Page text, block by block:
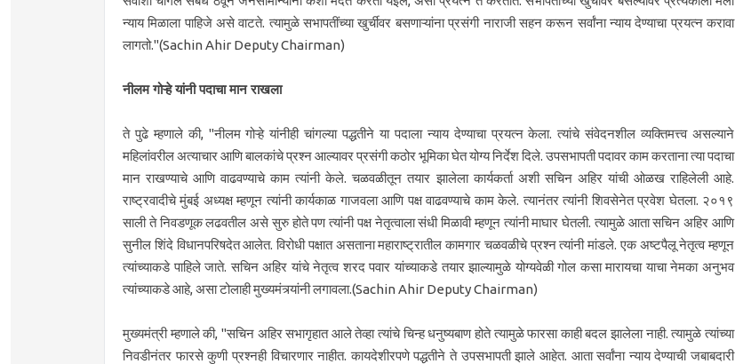
न्याय मिळाला पाहिजे असे वाटते. त्यामुळे सभापतींच्या खुर्चीवर बसणाऱ्यांना प्रसंगी नाराजी सहन करून सर्वांना न्याय देण्याचा प्रयत्न करावा
लागतो."(Sachin Ahir Deputy Chairman)
नीलम गोऱ्हे यांनी पदाचा मान राखला
ते पुढे म्हणाले की, "नीलम गोऱ्हे यांनीही चांगल्या पद्धतीने या पदाला न्याय देण्याचा प्रयत्न केला. त्यांचे संवेदनशील व्यक्तिमत्त्व असल्याने
महिलांवरील अत्याचार आणि बालकांचे प्रश्न आल्यावर प्रसंगी कठोर भूमिका घेत योग्य निर्देश दिले. उपसभापती पदावर काम करताना त्या पदाचा
मान राखण्याचे आणि वाढवण्याचे काम त्यांनी केले. चळवळीतून तयार झालेला कार्यकर्ता अशी सचिन अहिर यांची ओळख राहिलेली आहे.
राष्ट्रवादीचे मुंबई अध्यक्ष म्हणून त्यांनी कार्यकाळ गाजवला आणि पक्ष वाढवण्याचे काम केले. त्यानंतर त्यांनी शिवसेनेत प्रवेश घेतला. २०१९
साली ते निवडणूक लढवतील असे सुरु होते पण त्यांनी पक्ष नेतृत्वाला संधी मिळावी म्हणून त्यांनी माघार घेतली. त्यामुळे आता सचिन अहिर आणि
सुनील शिंदे विधानपरिषदेत आलेत. विरोधी पक्षात असताना महाराष्ट्रातील कामगार चळवळीचे प्रश्न त्यांनी मांडले. एक अष्टपैलू नेतृत्व म्हणून
त्यांच्याकडे पाहिले जाते. सचिन अहिर यांचे नेतृत्व शरद पवार यांच्याकडे तयार झाल्यामुळे योग्यवेळी गोल कसा मारायचा याचा नेमका अनुभव
त्यांच्याकडे आहे, असा टोलाही मुख्यमंत्र्यांनी लगावला.(Sachin Ahir Deputy Chairman)
मुख्यमंत्री म्हणाले की, "सचिन अहिर सभागृहात आले तेव्हा त्यांचे चिन्ह धनुष्यबाण होते त्यामुळे फारसा काही बदल झालेला नाही. त्यामुळे त्यांच्या
निवडीनंतर फारसे कुणी प्रश्नही विचारणार नाहीत. कायदेशीरपणे पद्धतीने ते उपसभापती झाले आहेत. आता सर्वांना न्याय देण्याची जबाबदारी